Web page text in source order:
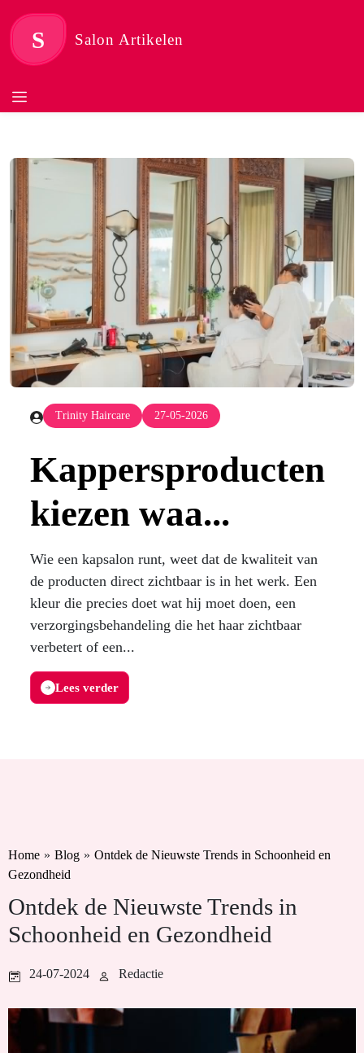
S Salon Artikelen
Trinity Haircare 27-05-2026
Kappersproducten
kiezen waa...
Wie een kapsalon runt, weet dat de kwaliteit van
de producten direct zichtbaar is in het werk. Een
kleur die precies doet wat hij moet doen, een
verzorgingsbehandeling die het haar zichtbaar
verbetert of een...
Lees verder
Home » Blog » Ontdek de Nieuwste Trends in Schoonheid en
Gezondheid
Ontdek de Nieuwste Trends in
Schoonheid en Gezondheid
24-07-2024 Redactie